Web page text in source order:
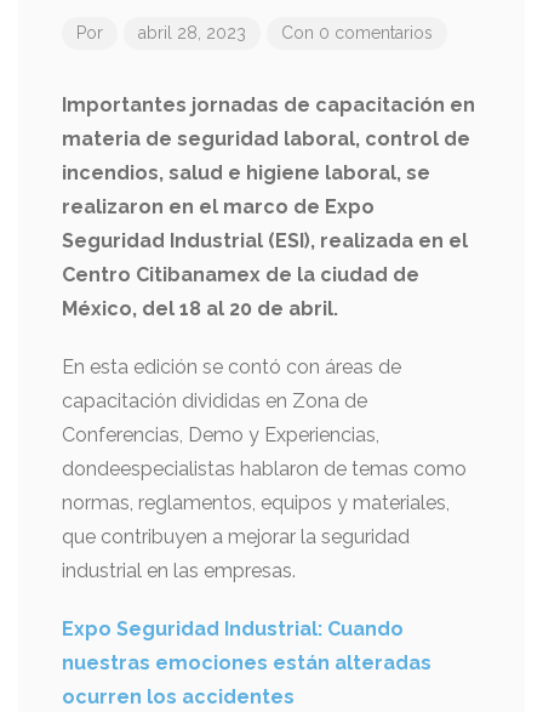
Por abril 28, 2023 Con 0 comentarios
Importantes jornadas de capacitación en
materia de seguridad laboral, control de
incendios, salud e higiene laboral, se
realizaron en el marco de Expo
Seguridad Industrial (ESI), realizada en el
Centro Citibanamex de la ciudad de
México, del 18 al 20 de abril.
En esta edición se contó con áreas de
capacitación divididas en Zona de
Conferencias, Demo y Experiencias,
dondeespecialistas hablaron de temas como
normas, reglamentos, equipos y materiales,
que contribuyen a mejorar la seguridad
industrial en las empresas.
Expo Seguridad Industrial: Cuando
nuestras emociones están alteradas
ocurren los accidentes